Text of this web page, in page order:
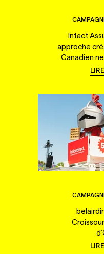
Intact
approche